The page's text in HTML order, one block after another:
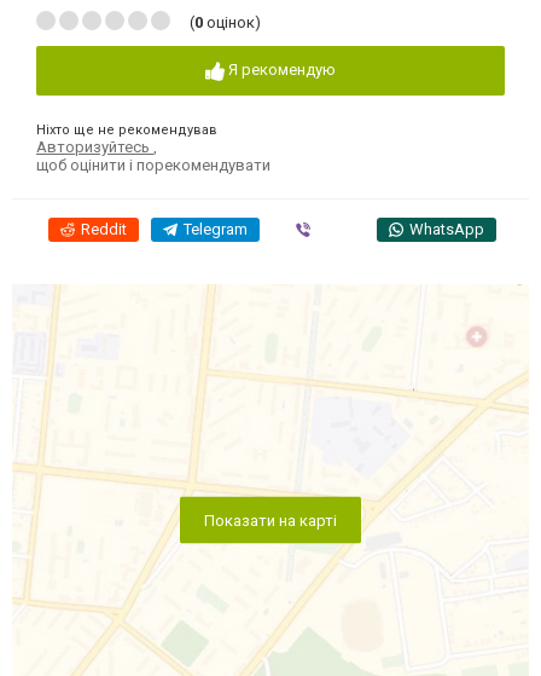
(0 оцінок)
Я рекомендую
Ніхто ще не рекомендував
Авторизуйтесь
щоб оцінити і порекомендувати
Reddit Telegram WhatsApp
Показати на карті